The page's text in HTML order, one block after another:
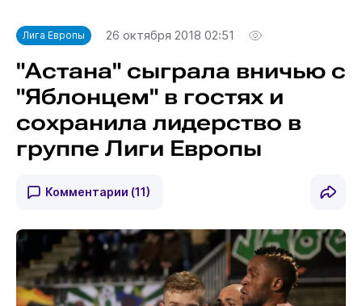
Лига Европы 26 октября 2018 02:51
"Астана" сыграла вничью с
"Яблонцем" в гостях и
сохранила лидерство в
группе Лиги Европы
Комментарии (11)